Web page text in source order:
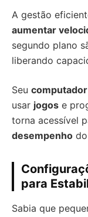
A gestão
aumentar
segundo plano
liberando
Seu computador
usar jogos e
torna acessível
desempenho
para
Sabia que